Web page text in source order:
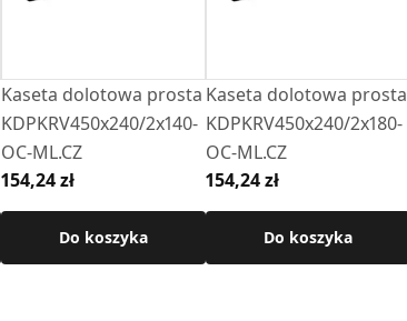
Kaseta dolotowa prosta
KDPKRV450x240/2x140-
OC-ML.CZ
154,24 zł
Do koszyka
Kaseta dolotowa prosta
KDPKRV450x240/2x180-
OC-ML.CZ
154,24 zł
Do koszyka